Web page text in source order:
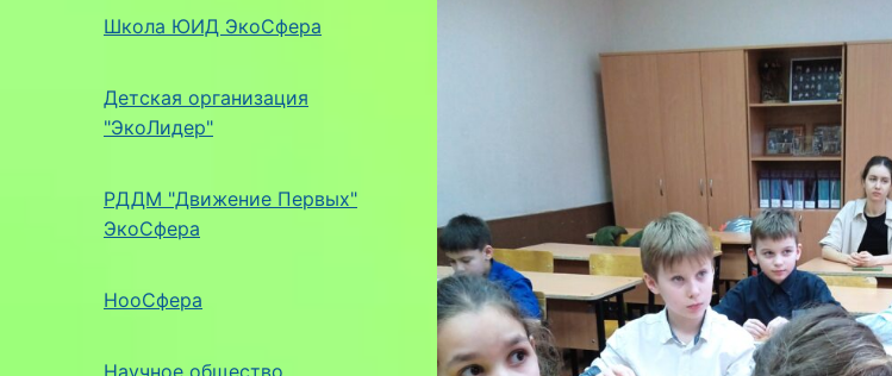
Школа ЮИД ЭкоСфера
Детская организация
"ЭкоЛидер"
РДДМ "Движение Первых"
ЭкоСфера
НооСфера
Научное общество